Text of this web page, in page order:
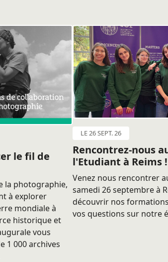
le fil de
la photographie,
à explorer
mondiale à
historique et
vous
1 000 archives
LE 26 SEPT. 26
Rencontrez-nous
l'Etudiant à Reims !
Venez nous rencontrer
samedi 26 septembre à
découvrir nos
vos questions sur notre